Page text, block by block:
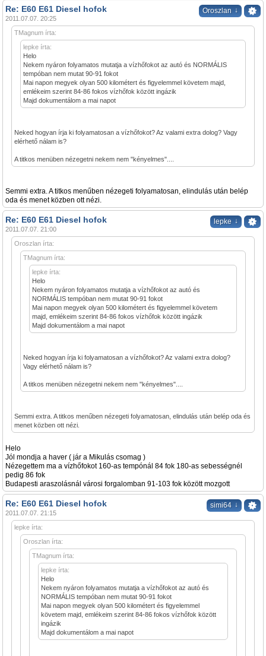
Oroszlan ↓
Re: E60 E61 Diesel hofok
2011.07.07. 20:25
TMagnum írta:
lepke írta:
Helo
Nekem nyáron folyamatos mutatja a vízhőfokot az autó és NORMÁLIS
tempóban nem mutat 90-91 fokot
Mai napon megyek olyan 500 kilométert és figyelemmel követem majd,
emlékeim szerint 84-86 fokos vízhőfok között ingázik
Majd dokumentálom a mai napot
Neked hogyan írja ki folyamatosan a vízhőfokot? Az valami extra dolog? Vagy
elérhető nálam is?
A titkos menüben nézegetni nekem nem "kényelmes"....
Semmi extra. A titkos menűben nézegeti folyamatosan, elindulás után belép
oda és menet közben ott nézi.
lepke ↓
Re: E60 E61 Diesel hofok
2011.07.07. 21:00
Oroszlan írta:
TMagnum írta:
lepke írta:
Helo
Nekem nyáron folyamatos mutatja a vízhőfokot az autó és
NORMÁLIS tempóban nem mutat 90-91 fokot
Mai napon megyek olyan 500 kilométert és figyelemmel követem
majd, emlékeim szerint 84-86 fokos vízhőfok között ingázik
Majd dokumentálom a mai napot
Neked hogyan írja ki folyamatosan a vízhőfokot? Az valami extra dolog?
Vagy elérhető nálam is?
A titkos menüben nézegetni nekem nem "kényelmes"....
Semmi extra. A titkos menűben nézegeti folyamatosan, elindulás után belép oda és
menet közben ott nézi.
Helo
Jól mondja a haver ( jár a Mikulás csomag )
Nézegettem ma a vízhőfokot 160-as tempónál 84 fok 180-as sebességnél
pedig 86 fok
Budapesti araszolásnál városi forgalomban 91-103 fok között mozgott
simi64 ↓
Re: E60 E61 Diesel hofok
2011.07.07. 21:15
lepke írta:
Oroszlan írta:
TMagnum írta:
lepke írta:
Helo
Nekem nyáron folyamatos mutatja a vízhőfokot az autó és
NORMÁLIS tempóban nem mutat 90-91 fokot
Mai napon megyek olyan 500 kilométert és figyelemmel
követem majd, emlékeim szerint 84-86 fokos vízhőfok között
ingázik
Majd dokumentálom a mai napot